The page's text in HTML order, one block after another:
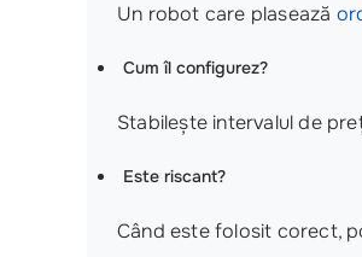
Un robot care plasează
Cum îl configurez?
Stabilește intervalul de
Este riscant?
Când este folosit corect,